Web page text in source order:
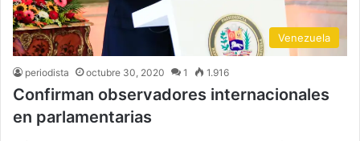
Venezuela
periodista octubre 30, 2020 1 1.916
Confirman observadores internacionales
en parlamentarias